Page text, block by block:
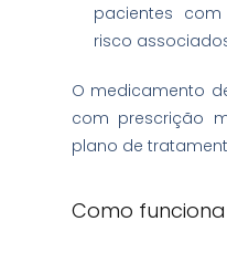
pacientes
risco
O medicamento
com prescrição
plano de
Como funciona